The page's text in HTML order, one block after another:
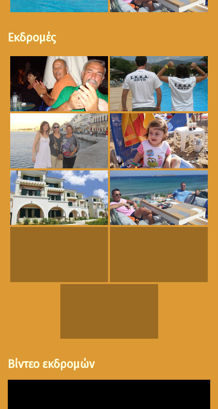
Εκδρομές
Βίντεο εκδρομών